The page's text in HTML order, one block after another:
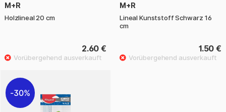
M+R
Holzlineal 20 cm
2.60 €
M+R
Lineal Kunststoff Schwarz 16
cm
1.50 €
30%